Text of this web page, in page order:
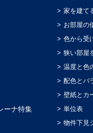
ーナ特集
家を建て
お部屋の
色から受
狭い部屋
温度と色
配色とバ
壁紙とカ
単位表
物件下見